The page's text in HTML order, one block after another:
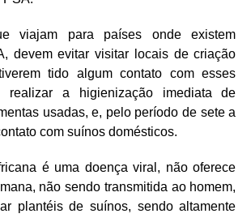
viajam para países onde existem
devem evitar visitar locais de criação
tido algum contato com esses
realizar a higienização imediata de
usadas, e, pelo período de sete a
com suínos domésticos.
é uma doença viral, não oferece
não sendo transmitida ao homem,
plantéis de suínos, sendo altamente